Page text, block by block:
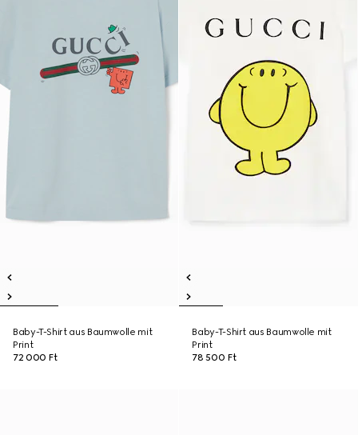
Baby-T-Shirt aus Baumwolle mit
Print
72 000 Ft
Baby-T-Shirt aus Baumwolle mit
Print
78 500 Ft